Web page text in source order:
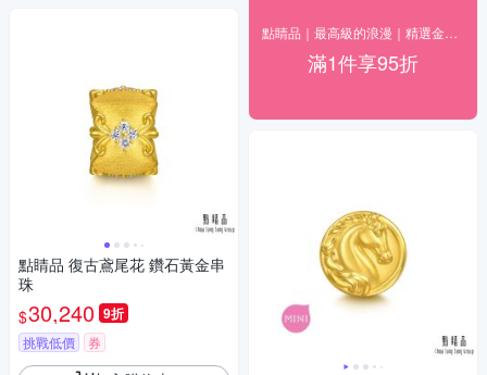
點睛品 復古鳶尾花 鑽石黃金串
珠
$30,240 9折
挑戰低價 券
滿1件享95折